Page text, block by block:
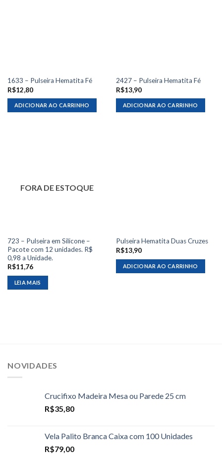
1633 – Pulseira Hematita Fé
R$12,80
ADICIONAR AO CARRINHO
2427 – Pulseira Hematita Fé
R$13,90
ADICIONAR AO CARRINHO
FORA DE ESTOQUE
723 – Pulseira em Silicone –
Pacote com 12 unidades. R$
0,98 a Unidade.
R$11,76
LEIA MAIS
Pulseira Hematita Duas Cruzes
R$13,90
ADICIONAR AO CARRINHO
NOVIDADES
Crucifixo Madeira Mesa ou Parede 25 cm
R$35,80
Vela Palito Branca Caixa com 100 Unidades
R$79,00